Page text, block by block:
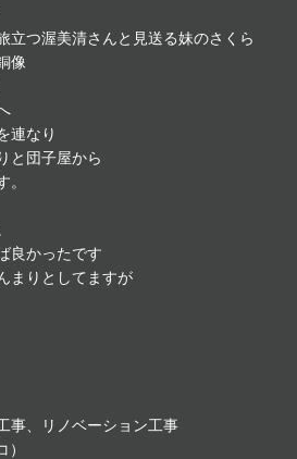
立つ渥美清さんと見送る妹のさくら
像
連なり
と団子屋から
。
良かったです
まりとしてますが
事、リノベーション工事